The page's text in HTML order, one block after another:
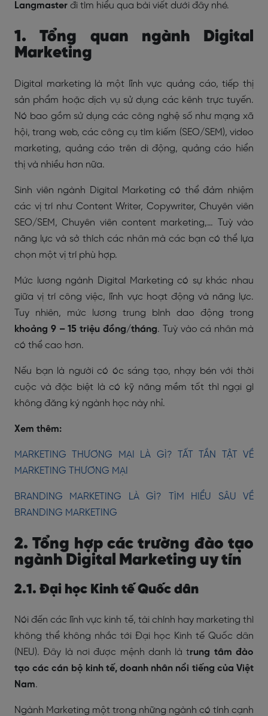
Langmaster đi tìm hiểu qua bài viết dưới đây nhé.
1. Tổng quan ngành Digital
Marketing
Digital marketing là một lĩnh vực quảng cáo, tiếp thị
sản phẩm hoặc dịch vụ sử dụng các kênh trực tuyến.
Nó bao gồm sử dụng các công nghệ số như mạng xã
hội, trang web, các công cụ tìm kiếm (SEO/SEM), video
marketing, quảng cáo trên di động, quảng cáo hiển
thị và nhiều hơn nữa.
Sinh viên ngành Digital Marketing có thể đảm nhiệm
các vị trí như Content Writer, Copywriter, Chuyên viên
SEO/SEM, Chuyên viên content marketing,… Tuỳ vào
năng lực và sở thích các nhân mà các bạn có thể lựa
chọn một vị trí phù hợp.
Mức lương ngành Digital Marketing có sự khác nhau
giữa vị trí công việc, lĩnh vực hoạt động và năng lực.
Tuy nhiên, mức lương trung bình dao động trong
khoảng 9 – 15 triệu đồng/tháng. Tuỳ vào cá nhân mà
có thể cao hơn.
Nếu bạn là người có óc sáng tạo, nhạy bén với thời
cuộc và đặc biệt là có kỹ năng mềm tốt thì ngại gì
không đăng ký ngành học này nhỉ.
Xem thêm:
MARKETING THƯƠNG MẠI LÀ GÌ? TẤT TẦN TẬT VỀ
MARKETING THƯƠNG MẠI
BRANDING MARKETING LÀ GÌ? TÌM HIỂU SÂU VỀ
BRANDING MARKETING
2. Tổng hợp các trường đào tạo
ngành Digital Marketing uy tín
2.1. Đại học Kinh tế Quốc dân
Nói đến các lĩnh vực kinh tế, tài chính hay marketing thì
không thể không nhắc tới Đại học Kinh tế Quốc dân
(NEU). Đây là nơi được mệnh danh là trung tâm đào
tạo các cán bộ kinh tế, doanh nhân nổi tiếng của Việt
Nam.
Ngành Marketing một trong những ngành có tính cạnh